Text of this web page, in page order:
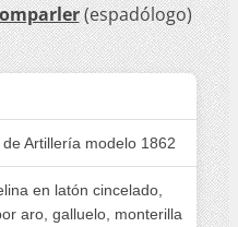
(espadólogo)
Artillería modelo 1862
en latón cincelado,
aro, galluelo, monterilla